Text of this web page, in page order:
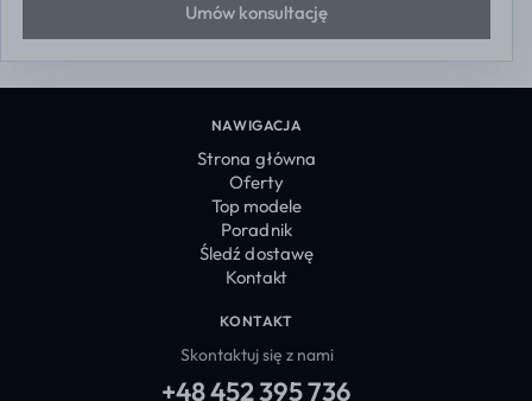
Umów konsultację
NAWIGACJA
Strona główna
Oferty
Top modele
Poradnik
Śledź dostawę
Kontakt
KONTAKT
Skontaktuj się z nami
+48 452 395 736